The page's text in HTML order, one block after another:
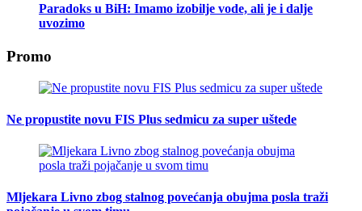
Paradoks u BiH: Imamo izobilje vode, ali je i dalje
uvozimo
Promo
Ne propustite novu FIS Plus sedmicu za super uštede
Mljekara Livno zbog stalnog povećanja obujma posla traži